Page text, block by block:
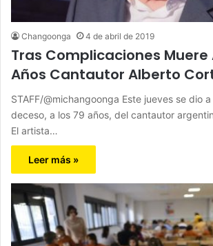
Changoonga 4 de abril de 2019
Tras Complicaciones Muere
Años Cantautor Alberto
STAFF/@michangoonga Este jueves se dio
deceso, a los 79 años, del cantautor
El artista…
Leer más »